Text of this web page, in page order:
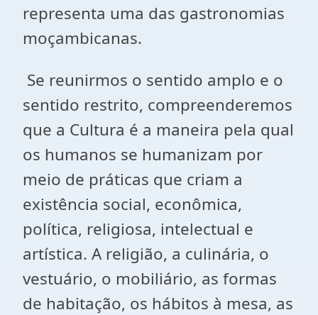
representa uma das gastronomias
moçambicanas.
Se reunirmos o sentido amplo e o
sentido restrito, compreenderemos
que a Cultura é a maneira pela qual
os humanos se humanizam por
meio de práticas que criam a
existência social, econômica,
política, religiosa, intelectual e
artística. A religião, a culinária, o
vestuário, o mobiliário, as formas
de habitação, os hábitos à mesa, as